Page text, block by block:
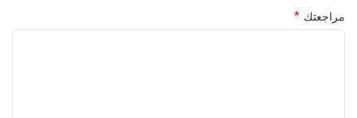
مراجعتك *